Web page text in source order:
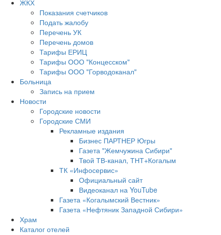
ЖКХ
Показания счетчиков
Подать жалобу
Перечень УК
Перечень домов
Тарифы ЕРИЦ
Тарифы ООО "Концесском"
Тарифы ООО "Горводоканал"
Больница
Запись на прием
Новости
Городские новости
Городские СМИ
Рекламные издания
Бизнес ПАРТНЕР Югры
Газета "Жемчужина Сибири"
Твой ТВ-канал, ТНТ+Когалым
ТК «Инфосервис»
Официальный сайт
Видеоканал на YouTube
Газета «Когалымский Вестник»
Газета «Нефтяник Западной Сибири»
Храм
Каталог отелей